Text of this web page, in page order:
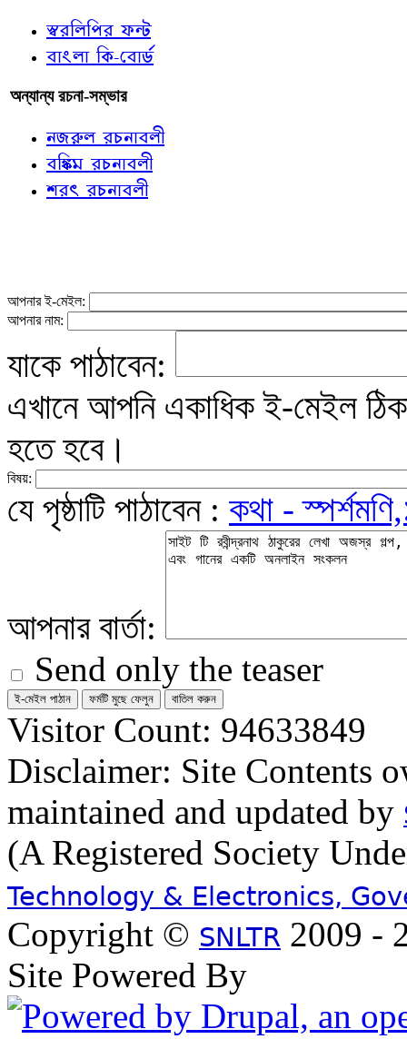
স্বরলিপির ফন্ট
বাংলা কি-বোর্ড
অন্যান্য রচনা-সম্ভার
নজরুল রচনাবলী
বঙ্কিম রচনাবলী
শরৎ রচনাবলী
আপনার ই-মেইল:
আপনার নাম:
যাকে পাঠাবেন:
এখানে আপনি একাধিক ই-মেইল
হতে হবে।
বিষয়:
যে পৃষ্ঠাটি পাঠাবেন : কথা -
আপনার বার্তা:
Send only the teaser
Visitor Count: 94633849
Disclaimer: Site Contents
maintained and updated by
(A Registered Society
Technology & Electronics,
Copyright © SNLTR 2009 -
Site Powered By